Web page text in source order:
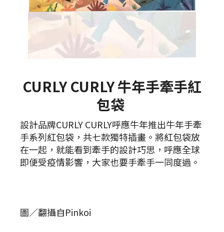
CURLY CURLY 牛年手牽手紅
包袋
設計品牌CURLY CURLY呼應牛年推出牛年手牽
手系列紅包袋，共七款獨特插畫。將紅包袋放
在一起，就能看到牽手的設計巧思，呼應全球
即便受疫情影響，大家也要手牽手一同度過。
圖／翻攝自Pinkoi